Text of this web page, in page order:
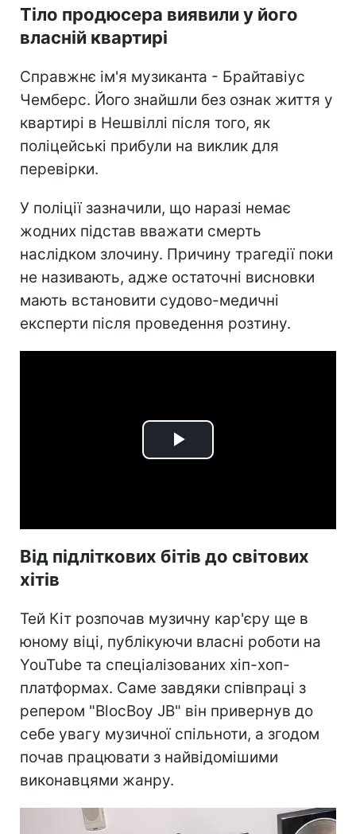
Тіло продюсера виявили у його
власній квартирі
Справжнє ім'я музиканта - Брайтавіус
Чемберс. Його знайшли без ознак життя у
квартирі в Нешвіллі після того, як
поліцейські прибули на виклик для
перевірки.
У поліції зазначили, що наразі немає
жодних підстав вважати смерть
наслідком злочину. Причину трагедії поки
не називають, адже остаточні висновки
мають встановити судово-медичні
експерти після проведення розтину.
Play
Від підліткових бітів до світових
хітів
Тей Кіт розпочав музичну кар'єру ще в
юному віці, публікуючи власні роботи на
YouTube та спеціалізованих хіп-хоп-
платформах. Саме завдяки співпраці з
репером "BlocBoy JB" він привернув до
себе увагу музичної спільноти, а згодом
почав працювати з найвідомішими
виконавцями жанру.